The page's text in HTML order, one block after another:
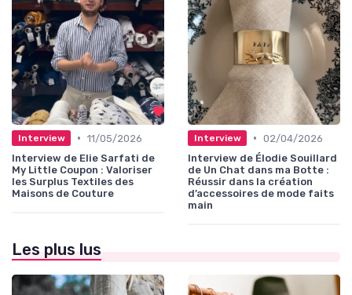
Interview • 11/05/2026
Interview de Elie Sarfati de
My Little Coupon : Valoriser
les Surplus Textiles des
Maisons de Couture
Interview • 02/04/2026
Interview de Élodie Souillard
de Un Chat dans ma Botte :
Réussir dans la création
d’accessoires de mode faits
main
Les plus lus